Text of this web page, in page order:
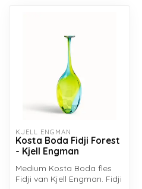
KJELL ENGMAN
Kosta Boda Fidji Forest
- Kjell Engman
Medium Kosta Boda fles
Fidji van Kjell Engman. Fidji